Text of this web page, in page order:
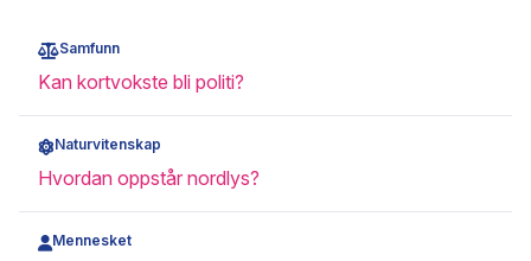
Samfunn
Kan kortvokste bli politi?
Naturvitenskap
Hvordan oppstår nordlys?
Mennesket